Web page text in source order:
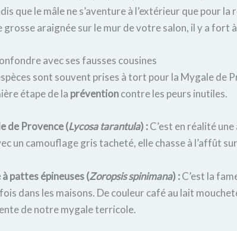
que le mâle ne s’aventure à l’extérieur que pour
grosse araignée sur le mur de votre salon, il y a fort à
avec ses fausses cousines
sont souvent prises à tort pour la Mygale de
étape de la préventioncontre les peurs inutiles.
de Provence (Lycosa tarantula) :C’est en réalité
un camouflage gris tacheté, elle chasse à l’affût
pattes épineuses (Zoropsis spinimana) :C’est la
dans les maisons. De couleur café au lait
de notre mygale terricole.